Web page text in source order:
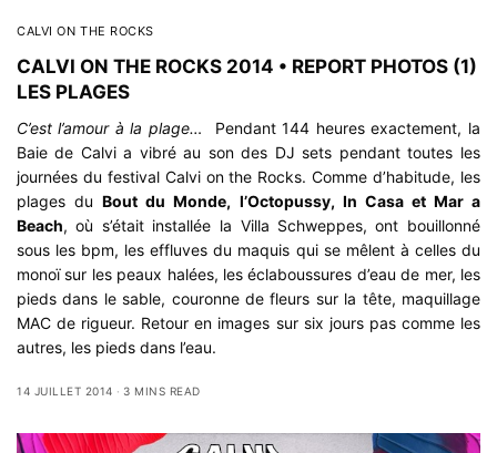
CALVI ON THE ROCKS
CALVI ON THE ROCKS 2014 • REPORT PHOTOS (1)
LES PLAGES
C’est l’amour à la plage…
Pendant 144 heures exactement, la
Baie de Calvi a vibré au son des DJ sets pendant toutes les
journées du festival Calvi on the Rocks. Comme d’habitude, les
plages duBout du Monde, l’Octopussy, In Casaet Mar a
Beach, où s’était installée la Villa Schweppes, ont bouillonné
sous les bpm, les effluves du maquis qui se mêlent à celles du
monoï sur les peaux halées, les éclaboussures d’eau de mer, les
pieds dans le sable, couronne de fleurs sur la tête, maquillage
MAC de rigueur. Retour en images sur six jours pas comme les
autres, les pieds dans l’eau.
14 JUILLET 2014 3 MINS READ